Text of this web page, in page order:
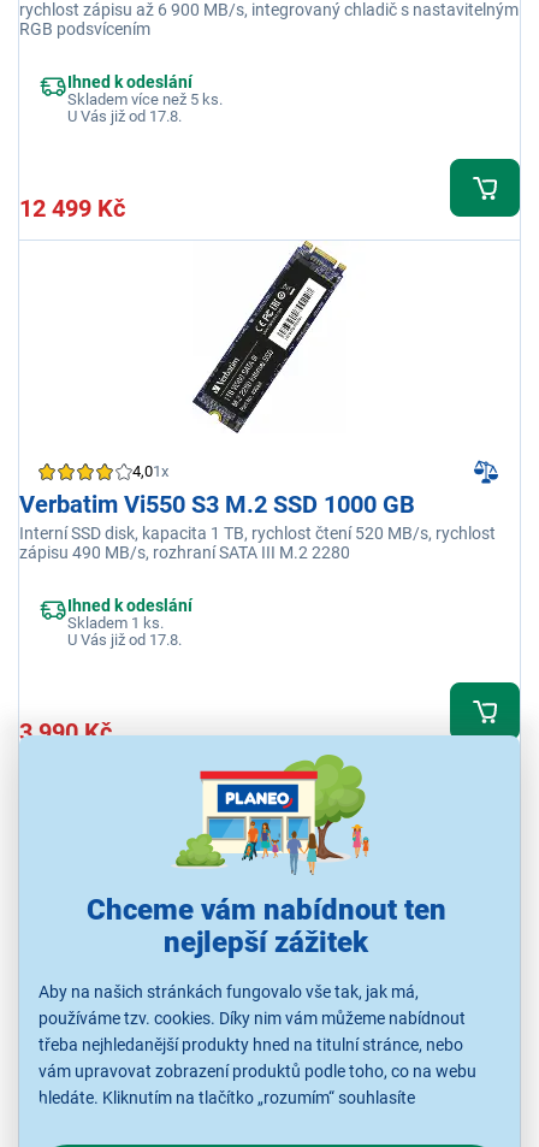
Chceme vám nabídnout ten
nejlepší zážitek
Aby na našich stránkách fungovalo vše tak, jak má,
používáme tzv. cookies. Díky nim vám můžeme nabídnout
třeba nejhledanější produkty hned na titulní stránce, nebo
vám upravovat zobrazení produktů podle toho, co na webu
hledáte. Kliknutím na tlačítko „rozumím“ souhlasíte
rychlost zápisu až 6 900 MB/s, integrovaný chladič s nastavitelným
RGB podsvícením
Ihned k odeslání
Skladem více než 5 ks.
U Vás již od 17.8.
12 499 Kč
4,01x
Verbatim Vi550 S3 M.2 SSD 1000 GB
Interní SSD disk, kapacita 1 TB, rychlost čtení 520 MB/s, rychlost
zápisu 490 MB/s, rozhraní SATA III M.2 2280
Ihned k odeslání
Skladem 1 ks.
U Vás již od 17.8.
3 990 Kč
Verbatim Vi550 S3 M.2 SSD 512 GB
Interní SSD disk, kapacita 512 GB, rychlost čtení 520 MB/s, rychlost
zápisu 480 MB/s, rozhraní SATA III M.2 2280